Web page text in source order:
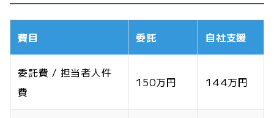
費目 委託 自社支援
委託費 / 担当者人件
費
150万円 144万円